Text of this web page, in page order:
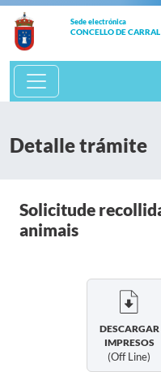
Sede electrónica
CONCELLO DE CARRAL
Detalle trámite
Solicitude
animais
DESCARGAR
IMPRESOS
(off Line)